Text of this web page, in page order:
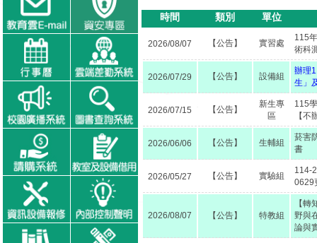
【114學年升學金榜】國立
【114學年升學金榜】國立虎尾科技大
【114學年升學金榜】國立勤益科
【114學年升學金榜】臺灣警察專科
時間 類別 單位
2026/08/07 【公告】 實習處
115
術科
2026/07/29 【公告】 設備組
辦理
生」
2026/07/15 【公告】
新生專
區
115
【
2026/06/06 【公告】 生輔組
菸害
書
2026/05/27 【公告】 實驗組
114-
0629
2026/08/07 【公告】 特教組
【
野與
論與